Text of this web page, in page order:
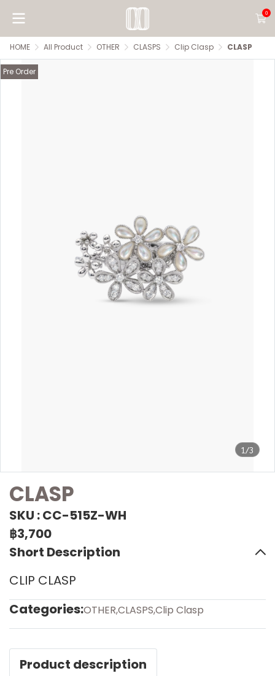
0
HOME All Product OTHER CLASPS Clip Clasp CLASP
1/3
Pre Order
CLASP
SKU : CC-515Z-WH
฿3,700
Short Description
CLIP CLASP
Categories:OTHER,CLASPS,Clip Clasp
Product description